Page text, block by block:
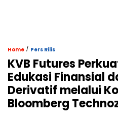
Home / Pers Rilis
KVB Futures
Edukasi Finansial
Derivatif melalui
Bloomberg